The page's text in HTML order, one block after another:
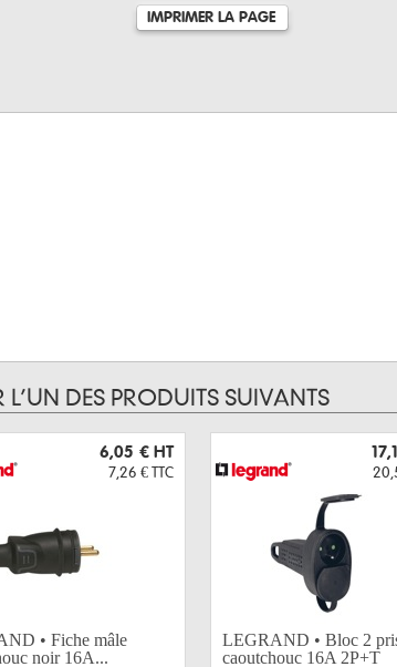
IMPRIMER LA PAGE
L’UN DES PRODUITS SUIVANTS
6,05 € HT
7,26 € TTC
• Fiche mâle
noir 16A...
LEGRAND • Bloc 2
caoutchouc 16A 2P+T